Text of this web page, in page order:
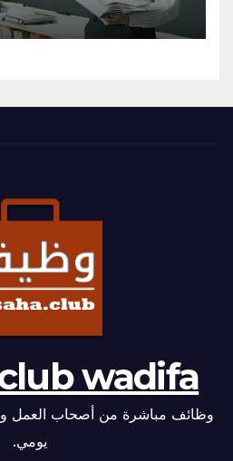
wadifa
وظائف مباشرة من أصحاب العمل
يومي.